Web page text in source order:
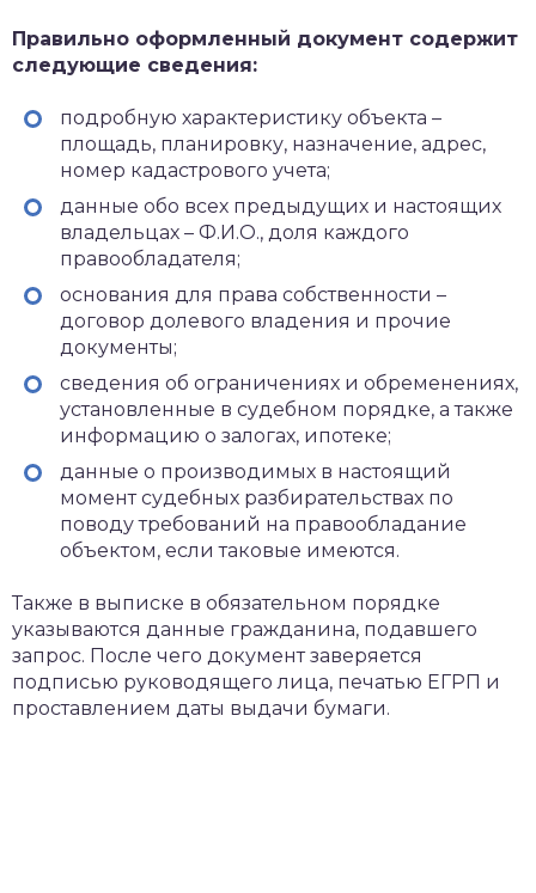
Правильно оформленный документ содержит
следующие сведения:
подробную характеристику объекта –
площадь, планировку, назначение, адрес,
номер кадастрового учета;
данные обо всех предыдущих и настоящих
владельцах – Ф.И.О., доля каждого
правообладателя;
основания для права собственности –
договор долевого владения и прочие
документы;
сведения об ограничениях и обременениях,
установленные в судебном порядке, а также
информацию о залогах, ипотеке;
данные о производимых в настоящий
момент судебных разбирательствах по
поводу требований на правообладание
объектом, если таковые имеются.
Также в выписке в обязательном порядке
указываются данные гражданина, подавшего
запрос. После чего документ заверяется
подписью руководящего лица, печатью ЕГРП и
проставлением даты выдачи бумаги.